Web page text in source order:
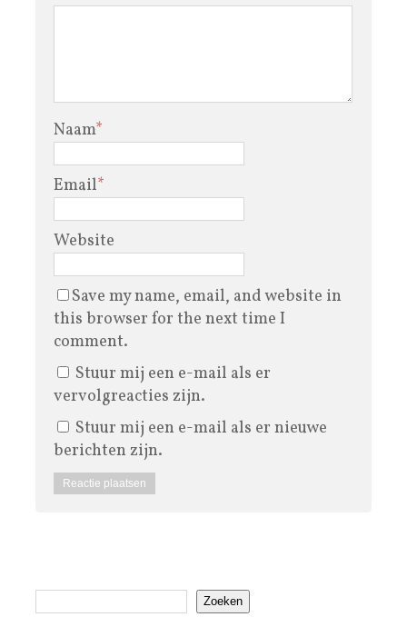
Naam*
Email*
Website
Save my name, email, and website in
this browser for the next time I
comment.
Stuur mij een e-mail als er
vervolgreacties zijn.
Stuur mij een e-mail als er nieuwe
berichten zijn.
Zoeken